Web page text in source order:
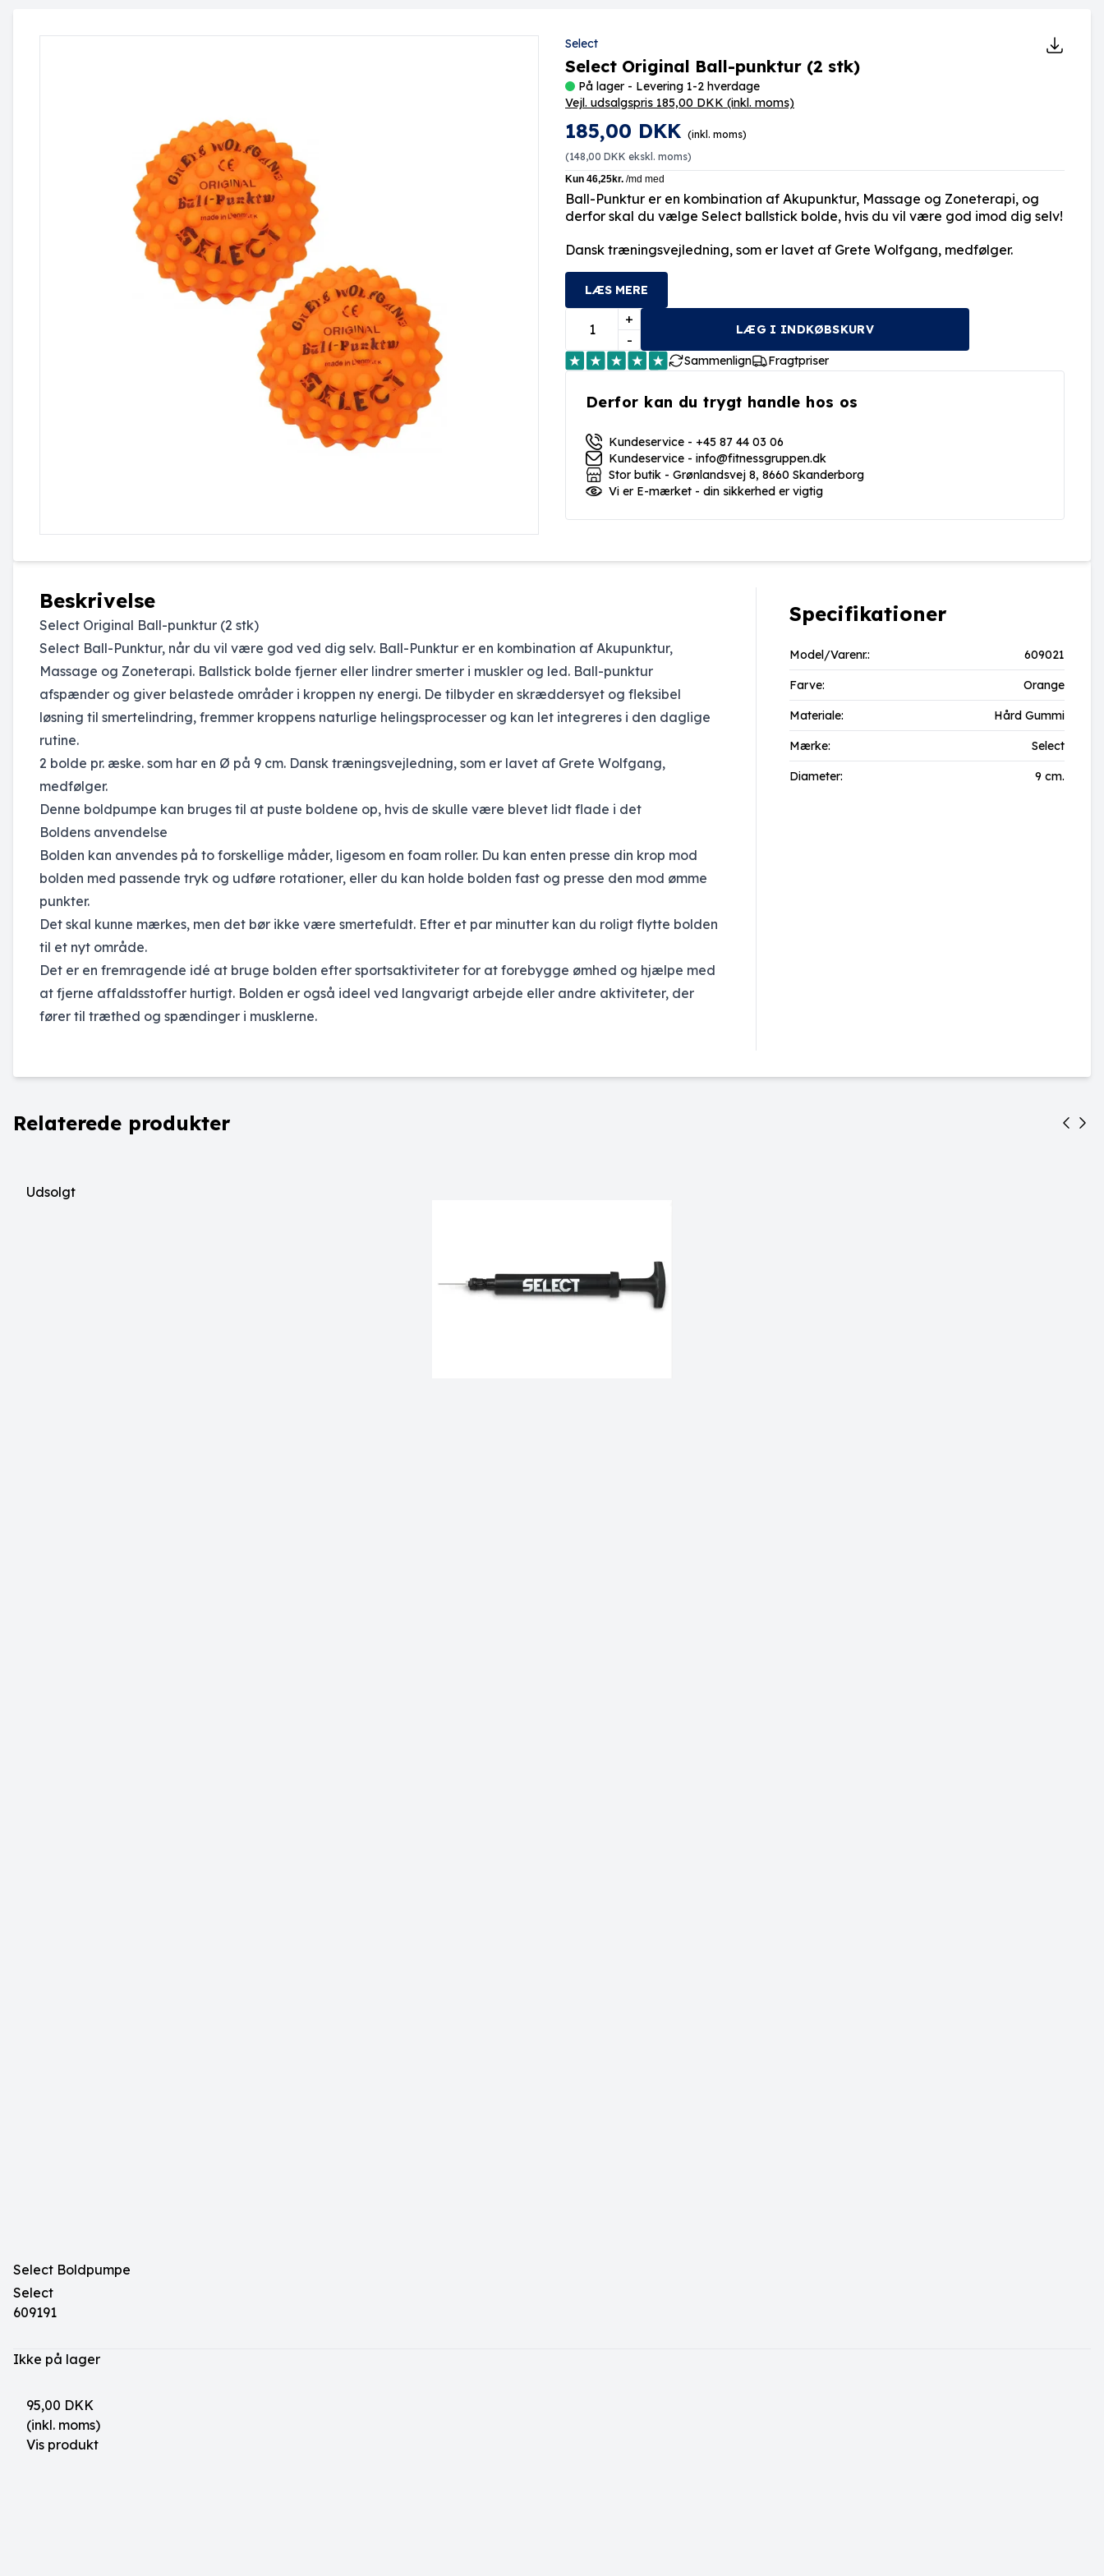
Select
Select Original Ball-punktur (2 stk)
På lager - Levering 1-2 hverdage
Vejl. udsalgspris 185,00 DKK (inkl. moms)
185,00 DKK (inkl. moms)
(148,00 DKK ekskl. moms)
Ball-Punktur er en kombination af Akupunktur, Massage og Zoneterapi, og
derfor skal du vælge Select ballstick bolde, hvis du vil være god imod dig selv!
Dansk træningsvejledning, som er lavet af Grete Wolfgang, medfølger.
LÆS MERE
+
-
LÆG I INDKØBSKURV
Sammenlign Fragtpriser
Derfor kan du trygt handle hos os
Kundeservice - +45 87 44 03 06
Kundeservice - info@fitnessgruppen.dk
Stor butik - Grønlandsvej 8, 8660 Skanderborg
Vi er E-mærket - din sikkerhed er vigtig
Beskrivelse
Select Original Ball-punktur (2 stk)
Select Ball-Punktur, når du vil være god ved dig selv. Ball-Punktur er en kombination af Akupunktur,
Massage og Zoneterapi. Ballstick bolde fjerner eller lindrer smerter i muskler og led. Ball-punktur
afspænder og giver belastede områder i kroppen ny energi. De tilbyder en skræddersyet og fleksibel
løsning til smertelindring, fremmer kroppens naturlige helingsprocesser og kan let integreres i den daglige
rutine.
2 bolde pr. æske. som har en Ø på 9 cm. Dansk træningsvejledning, som er lavet af Grete Wolfgang,
medfølger.
Denne boldpumpe kan bruges til at puste boldene op, hvis de skulle være blevet lidt flade i det
Boldens anvendelse
Bolden kan anvendes på to forskellige måder, ligesom en foam roller. Du kan enten presse din krop mod
bolden med passende tryk og udføre rotationer, eller du kan holde bolden fast og presse den mod ømme
punkter.
Det skal kunne mærkes, men det bør ikke være smertefuldt. Efter et par minutter kan du roligt flytte bolden
til et nyt område.
Det er en fremragende idé at bruge bolden efter sportsaktiviteter for at forebygge ømhed og hjælpe med
at fjerne affaldsstoffer hurtigt. Bolden er også ideel ved langvarigt arbejde eller andre aktiviteter, der
fører til træthed og spændinger i musklerne.
Specifikationer
Model/Varenr.: 609021
Farve: Orange
Materiale: Hård Gummi
Mærke: Select
Diameter: 9 cm.
Relaterede produkter
Udsolgt
Select Boldpumpe
Select
609191
Ikke på lager
95,00 DKK
(inkl. moms)
Vis produkt